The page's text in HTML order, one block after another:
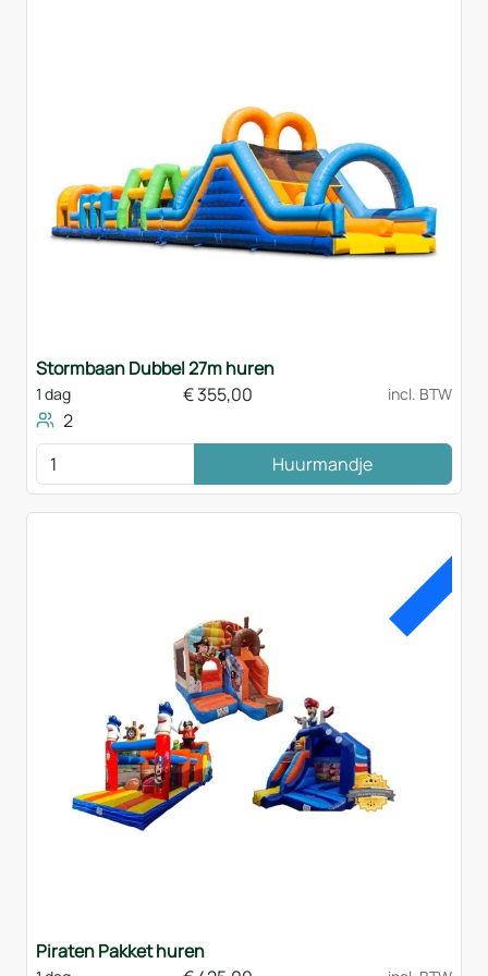
Stormbaan Dubbel 27m huren
1 dag €355,00 incl. BTW
2
Huurmandje
Piraten Pakket huren